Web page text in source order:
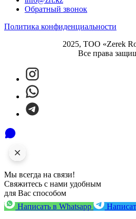
Обратный звонок
Политика конфиденциальности
2025, ТОО «Zerek
Все права
Мы всегда на связи!
Свяжитесь с нами удобным
для Вас способом
Написать в Whatsapp